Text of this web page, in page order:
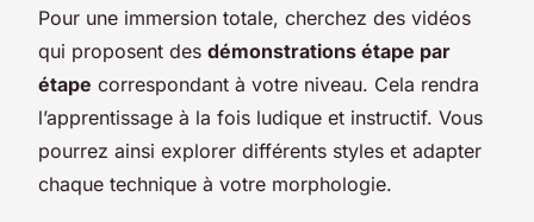
Pour une immersion totale, cherchez des vidéos
qui proposent des démonstrations étape par
étape correspondant à votre niveau. Cela rendra
l’apprentissage à la fois ludique et instructif. Vous
pourrez ainsi explorer différents styles et adapter
chaque technique à votre morphologie.